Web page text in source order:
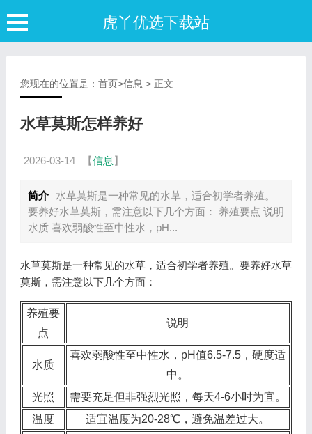
虎丫优选下载站
您现在的位置是： 首页>信息 > 正文
水草莫斯怎样养好
2026-03-14 【信息 】
简介
水草莫斯是一种常见的水草，适合初学者养殖。
要养好水草莫斯，需注意以下几个方面： 养殖要点 说明
水质 喜欢弱酸性至中性水，pH...
水草莫斯是一种常见的水草，适合初学者养殖。要养好水草
莫斯，需注意以下几个方面：
养殖要
点
说明
水质
喜欢弱酸性至中性水，pH值6.5-7.5，硬度适
中。
光照
需要充足但非强烈光照，每天4-6小时为宜。
温度
适宜温度为20-28℃，避免温差过大。